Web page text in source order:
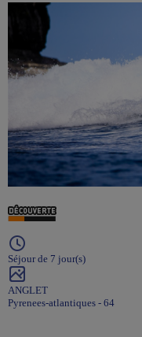
Séjour de 7 jour(s)
ANGLET
Pyrenees-atlantiques - 64